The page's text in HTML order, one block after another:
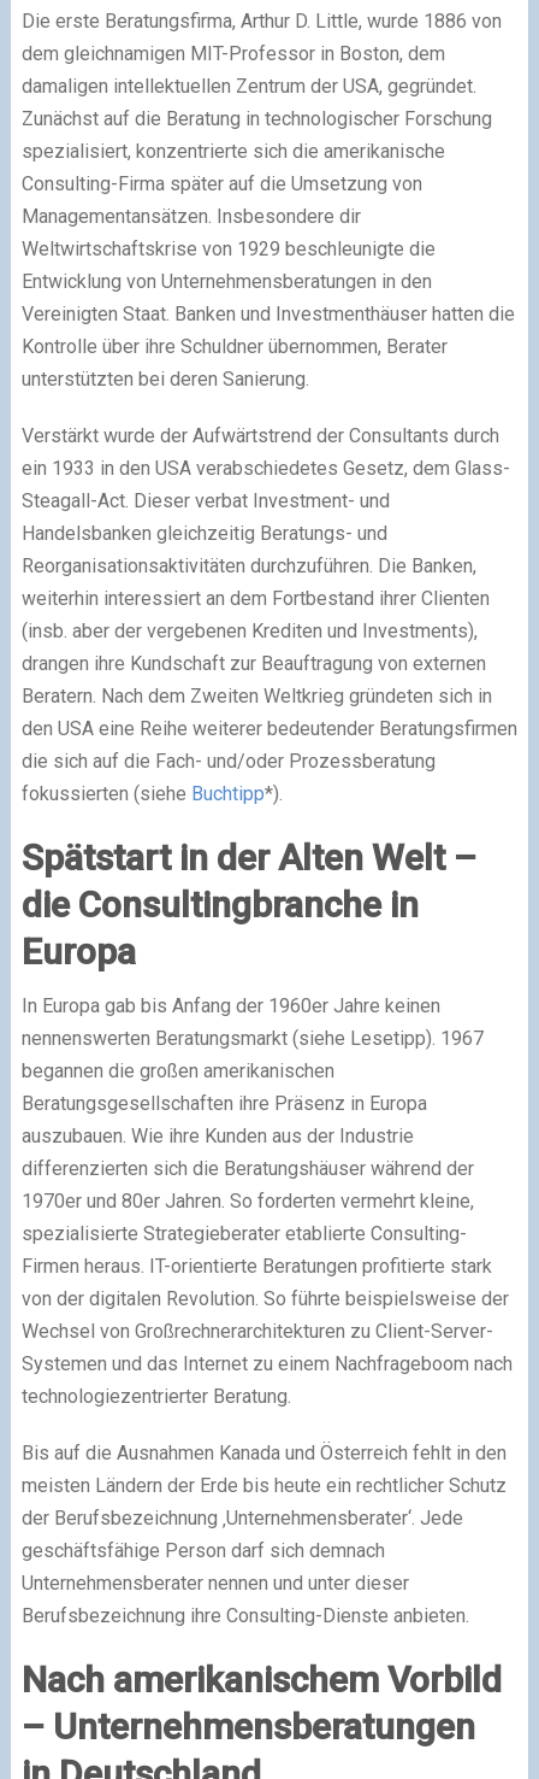
Die erste Beratungsfirma, Arthur D. Little, wurde 1886 von
dem gleichnamigen MIT-Professor in Boston, dem
damaligen intellektuellen Zentrum der USA, gegründet.
Zunächst auf die Beratung in technologischer Forschung
spezialisiert, konzentrierte sich die amerikanische
Consulting-Firma später auf die Umsetzung von
Managementansätzen. Insbesondere dir
Weltwirtschaftskrise von 1929 beschleunigte die
Entwicklung von Unternehmensberatungen in den
Vereinigten Staat. Banken und Investmenthäuser hatten die
Kontrolle über ihre Schuldner übernommen, Berater
unterstützten bei deren Sanierung.
Verstärkt wurde der Aufwärtstrend der Consultants durch
ein 1933 in den USA verabschiedetes Gesetz, dem Glass-
Steagall-Act. Dieser verbat Investment- und
Handelsbanken gleichzeitig Beratungs- und
Reorganisationsaktivitäten durchzuführen. Die Banken,
weiterhin interessiert an dem Fortbestand ihrer Clienten
(insb. aber der vergebenen Krediten und Investments),
drangen ihre Kundschaft zur Beauftragung von externen
Beratern. Nach dem Zweiten Weltkrieg gründeten sich in
den USA eine Reihe weiterer bedeutender Beratungsfirmen
die sich auf die Fach- und/oder Prozessberatung
fokussierten (siehe Buchtipp*).
Spätstart in der Alten Welt –
die Consultingbranche in
Europa
In Europa gab bis Anfang der 1960er Jahre keinen
nennenswerten Beratungsmarkt (siehe Lesetipp). 1967
begannen die großen amerikanischen
Beratungsgesellschaften ihre Präsenz in Europa
auszubauen. Wie ihre Kunden aus der Industrie
differenzierten sich die Beratungshäuser während der
1970er und 80er Jahren. So forderten vermehrt kleine,
spezialisierte Strategieberater etablierte Consulting-
Firmen heraus. IT-orientierte Beratungen profitierte stark
von der digitalen Revolution. So führte beispielsweise der
Wechsel von Großrechnerarchitekturen zu Client-Server-
Systemen und das Internet zu einem Nachfrageboom nach
technologiezentrierter Beratung.
Bis auf die Ausnahmen Kanada und Österreich fehlt in den
meisten Ländern der Erde bis heute ein rechtlicher Schutz
der Berufsbezeichnung ‚Unternehmensberater‘. Jede
geschäftsfähige Person darf sich demnach
Unternehmensberater nennen und unter dieser
Berufsbezeichnung ihre Consulting-Dienste anbieten.
Nach amerikanischem Vorbild
– Unternehmensberatungen